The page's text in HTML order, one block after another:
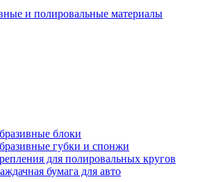
и полировальные материалы
блоки
губки и спонжи
для полировальных кругов
бумага для авто